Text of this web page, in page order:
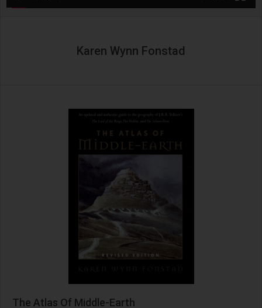
Karen Wynn Fonstad
The Atlas Of Middle-Earth